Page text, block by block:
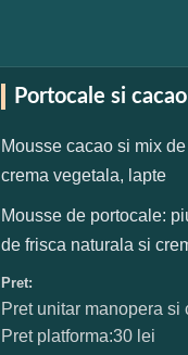
Portocale si cacao
Mousse cacao si mix
crema vegetala, lapte
Mousse de portocale:
de frisca naturala si
Pret:
Pret unitar manopera
Pret platforma:30 lei